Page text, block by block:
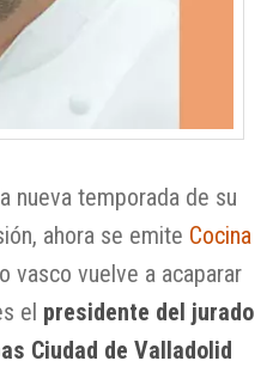
nueva temporada de su
ahora se emite Cocina
vasco vuelve a acaparar
el presidente del jurado
Ciudad de Valladolid